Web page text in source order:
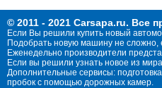
© 2011 - 2021 Carsapa.ru. Все
Если Вы решили купить новый
Подобрать новую машину не сложно,
Еженедельно производители
Если вы решили узнать новое из
Дополнительные сервисы:
пробок с помощью дорожных камер.